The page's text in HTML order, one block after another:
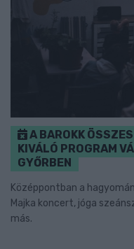
A BAROKK
KIVÁLÓ PROGRAM
GYŐRBEN
Középpontban a
Majka koncert, jóga
más.